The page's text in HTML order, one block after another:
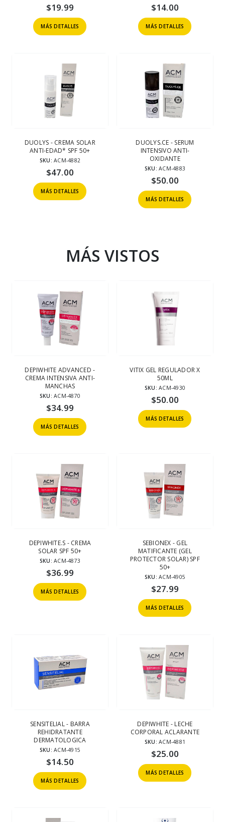
$19.99
MÁS DETALLES
$14.00
MÁS DETALLES
DUOLYS - CREMA SOLAR
ANTI-EDAD* SPF 50+
SKU:ACM-4882
$47.00
MÁS DETALLES
DUOLYS.CE - SERUM
INTENSIVO ANTI-
OXIDANTE
SKU:ACM-4883
$50.00
MÁS DETALLES
MÁS VISTOS
DEPIWHITE ADVANCED -
CREMA INTENSIVA ANTI-
MANCHAS
SKU:ACM-4870
$34.99
MÁS DETALLES
VITIX GEL REGULADOR X
50ML
SKU:ACM-4930
$50.00
MÁS DETALLES
DEPIWHITE.S - CREMA
SOLAR SPF 50+
SKU:ACM-4873
$36.99
MÁS DETALLES
SEBIONEX - GEL
MATIFICANTE (GEL
PROTECTOR SOLAR) SPF
50+
SKU:ACM-4905
$27.99
MÁS DETALLES
SENSITELIAL - BARRA
REHIDRATANTE
DERMATOLOGICA
SKU:ACM-4915
$14.50
MÁS DETALLES
DEPIWHITE - LECHE
CORPORAL ACLARANTE
SKU:ACM-4881
$25.00
MÁS DETALLES